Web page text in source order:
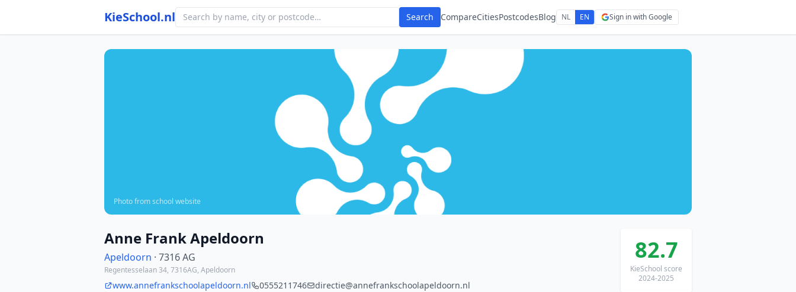
KieSchool.nl Search CompareCitiesPostcodesBlog NL EN Sign in with Google
Photo from school website
Anne Frank Apeldoorn
Apeldoorn · 7316 AG
Regentesselaan 34, 7316AG, Apeldoorn
www.annefrankschoolapeldoorn.nl 0555211746
directie@annefrankschoolapeldoorn.nl
82.7
KieSchool score
2024-2025